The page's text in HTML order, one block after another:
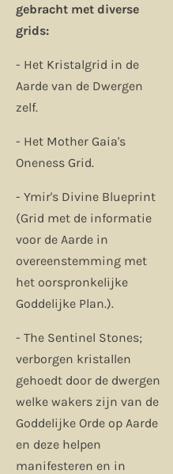
gebracht met diverse
grids:
- Het Kristalgrid in de
Aarde van de Dwergen
zelf.
- Het Mother Gaia's
Oneness Grid.
- Ymir's Divine Blueprint
(Grid met de informatie
voor de Aarde in
overeenstemming met
het oorspronkelijke
Goddelijke Plan.).
- The Sentinel Stones;
verborgen kristallen
gehoedt door de dwergen
welke wakers zijn van de
Goddelijke Orde op Aarde
en deze helpen
manifesteren en in